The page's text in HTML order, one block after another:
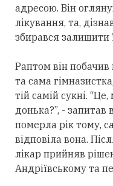
адресою. Він
лікування, та,
збирався залишити
Раптом він побачив
та сама
тій самій сукні.
донька?”, - запитав
померла рік тому,
відповіла вона.
лікар прийняв
Андріївському та